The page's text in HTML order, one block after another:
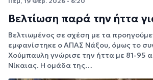
Βελτίωση παρά την ήττα
Βελτιωμένος σε σχέση με τα
εμφανίστηκε ο ΑΠΑΣ Νάξου, όμως το
Χούμπαυλη γνώρισε την ήττα με 81-95
Νίκαιας. Η ομάδα της…